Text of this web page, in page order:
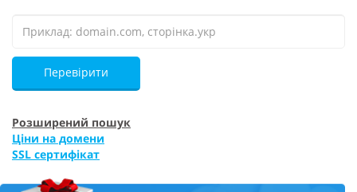
Перевірити
Розширений пошук
Ціни на домени
SSL сертифікат